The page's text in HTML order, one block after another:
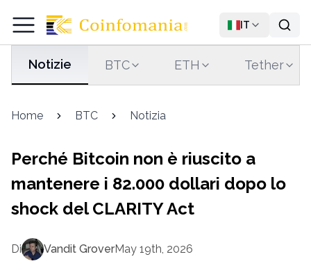
IT
Notizie BTC ETH Tether
Home BTC Notizia
Perché Bitcoin non è riuscito a
mantenere i 82.000 dollari dopo lo
shock del CLARITY Act
Di Vandit GroverMay 19th, 2026